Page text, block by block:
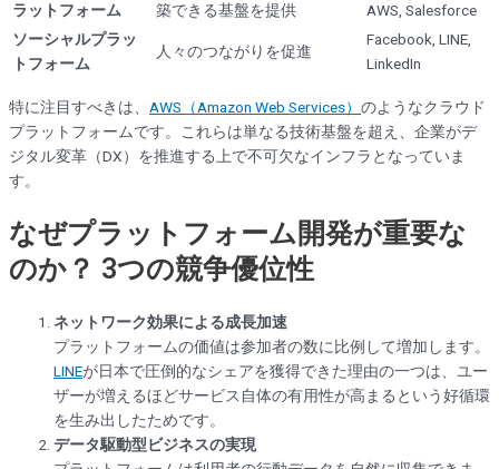
ラットフォーム
築できる基盤を提供
AWS, Salesforce
ソーシャルプラッ
トフォーム
人々のつながりを促進
Facebook, LINE,
LinkedIn
特に注目すべきは、 AWS（Amazon Web Services） のようなクラウド
プラットフォームです。これらは単なる技術基盤を超え、企業がデ
ジタル変革（DX）を推進する上で不可欠なインフラとなっていま
す。
なぜプラットフォーム開発が重要な
のか？ 3つの競争優位性
ネットワーク効果による成長加速
プラットフォームの価値は参加者の数に比例して増加します。
LINEが日本で圧倒的なシェアを獲得できた理由の一つは、ユー
ザーが増えるほどサービス自体の有用性が高まるという好循環
を生み出したためです。
データ駆動型ビジネスの実現